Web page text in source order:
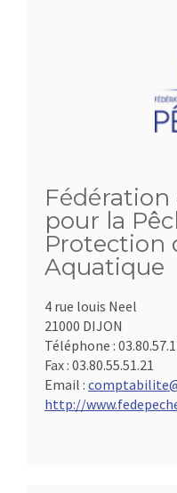
Fédération
pour la
Protection
Aquatique
4 rue louis Neel
21000 DIJON
Téléphone :
Fax : 03.80.55.51.21
Email :
http://